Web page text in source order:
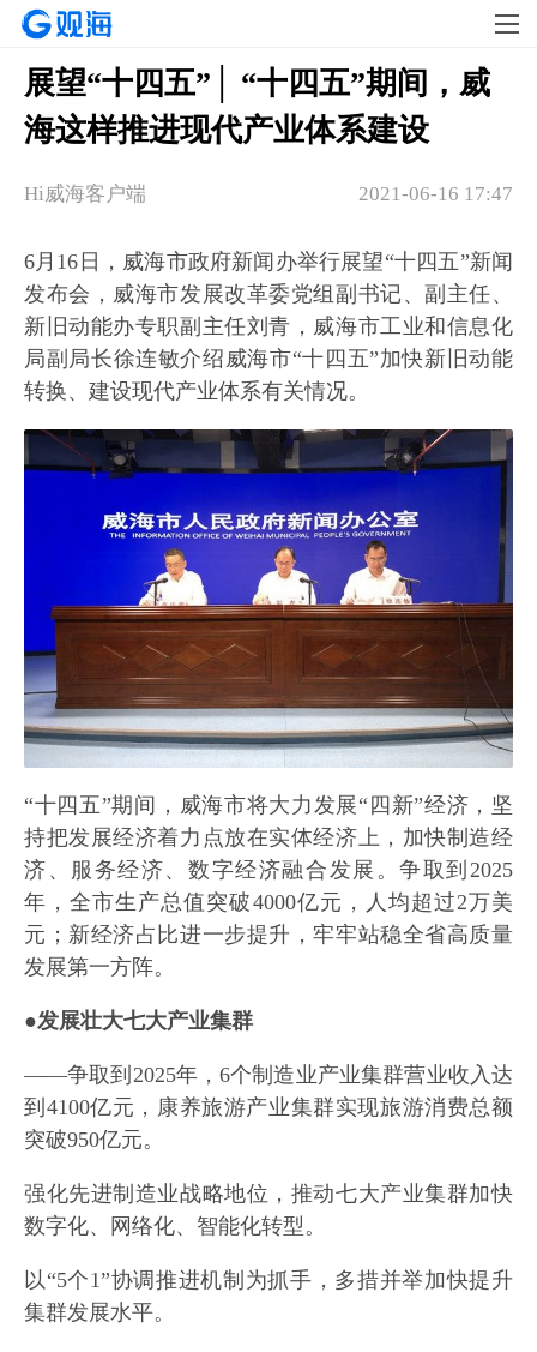
展望“十四五”│ “十四五”期间，威
海这样推进现代产业体系建设
2021-06-16 17:47
Hi威海客户端
6月16日，威海市政府新闻办举行展望“十四五”新闻
发布会，威海市发展改革委党组副书记、副主任、
新旧动能办专职副主任刘青，威海市工业和信息化
局副局长徐连敏介绍威海市“十四五”加快新旧动能
转换、建设现代产业体系有关情况。
“十四五”期间，威海市将大力发展“四新”经济，坚
持把发展经济着力点放在实体经济上，加快制造经
济、服务经济、数字经济融合发展。争取到2025
年，全市生产总值突破4000亿元，人均超过2万美
元；新经济占比进一步提升，牢牢站稳全省高质量
发展第一方阵。
●发展壮大七大产业集群
——争取到2025年，6个制造业产业集群营业收入达
到4100亿元，康养旅游产业集群实现旅游消费总额
突破950亿元。
强化先进制造业战略地位，推动七大产业集群加快
数字化、网络化、智能化转型。
以“5个1”协调推进机制为抓手，多措并举加快提升
集群发展水平。